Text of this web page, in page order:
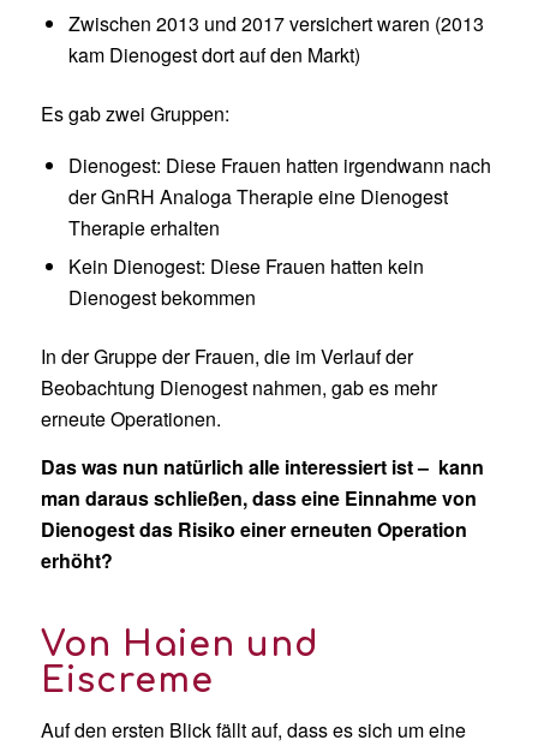
Zwischen 2013 und 2017 versichert waren (2013
kam Dienogest dort auf den Markt)
Es gab zwei Gruppen:
Dienogest: Diese Frauen hatten irgendwann nach
der GnRH Analoga Therapie eine Dienogest
Therapie erhalten
Kein Dienogest: Diese Frauen hatten kein
Dienogest bekommen
In der Gruppe der Frauen, die im Verlauf der
Beobachtung Dienogest nahmen, gab es mehr
erneute Operationen.
Das was nun natürlich alle interessiert ist – kann
man daraus schließen, dass eine Einnahme von
Dienogest das Risiko einer erneuten Operation
erhöht?
Von Haien und
Eiscreme
Auf den ersten Blick fällt auf, dass es sich um eine